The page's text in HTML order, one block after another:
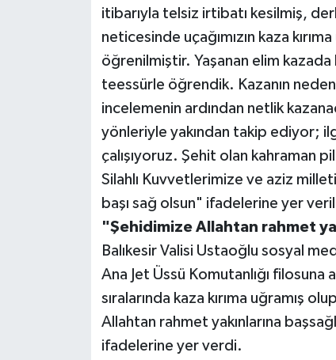
itibarıyla telsiz irtibatı kesilmiş,
neticesinde uçağımızın kaza
öğrenilmiştir. Yaşanan elim
teessürle öğrendik. Kazanın
incelemenin ardından netlik
yönleriyle yakından takip ediyor;
çalışıyoruz. Şehit olan kahraman
Silahlı Kuvvetlerimize ve aziz
başı sağ olsun" ifadelerine yer
"Şehidimize Allahtan rahmet
Balıkesir Valisi Ustaoğlu sosyal
Ana Jet Üssü Komutanlığı
sıralarında kaza kırıma uğramış
Allahtan rahmet yakınlarına
ifadelerine yer verdi.